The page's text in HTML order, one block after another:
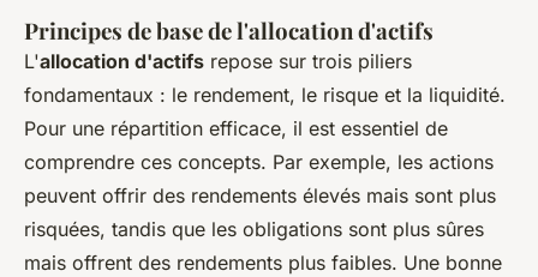
Principes de base de l'allocation d'actifs
L'allocation d'actifs repose sur trois piliers
fondamentaux : le rendement, le risque et la liquidité.
Pour une répartition efficace, il est essentiel de
comprendre ces concepts. Par exemple, les actions
peuvent offrir des rendements élevés mais sont plus
risquées, tandis que les obligations sont plus sûres
mais offrent des rendements plus faibles. Une bonne